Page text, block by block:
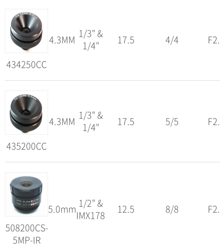
434250CC
4.3MM 1/3" &
1/4"
17.5 4/4
435200CC
4.3MM 1/3" &
1/4"
17.5 5/5
508200CS-
5MP-IR
5.0mm 1/2" &
IMX178
12.5 8/8